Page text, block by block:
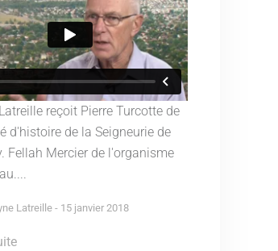
reçoit Pierre Turcotte de
d'histoire de la Seigneurie de
Fellah Mercier de l'organisme
Latreille - 15 janvier 2018